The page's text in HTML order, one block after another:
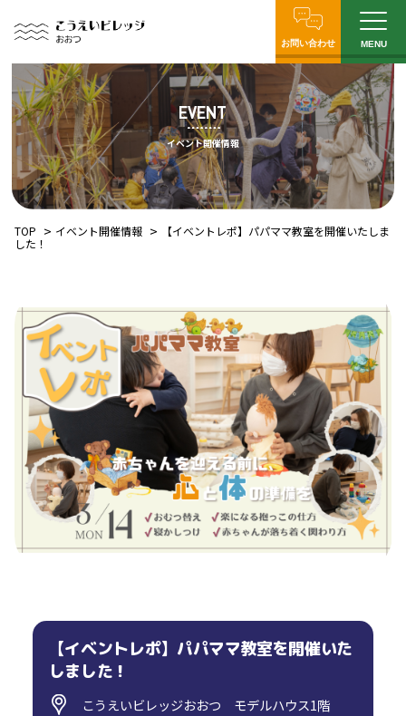
お問い合わせ MENU
EVENT
イベント開催情報
TOP イベント開催情報
【イベントレポ】パパママ教室を開催いたしま
した！
【イベントレポ】パパママ教室を開催いた
しました！
こうえいビレッジおおつ モデルハウス1階